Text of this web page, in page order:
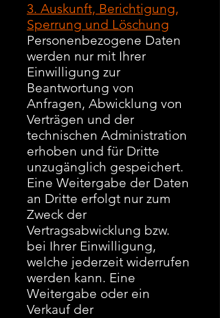
3. Auskunft, Berichtigung,
Sperrung und Löschung
Personenbezogene Daten
werden nur mit Ihrer
Einwilligung zur
Beantwortung von
Anfragen, Abwicklung von
Verträgen und der
technischen Administration
erhoben und für Dritte
unzugänglich gespeichert.
Eine Weitergabe der Daten
an Dritte erfolgt nur zum
Zweck der
Vertragsabwicklung bzw.
bei Ihrer Einwilligung,
welche jederzeit widerrufen
werden kann. Eine
Weitergabe oder ein
Verkauf der